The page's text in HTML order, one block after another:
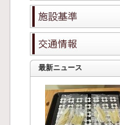
最新ニュース